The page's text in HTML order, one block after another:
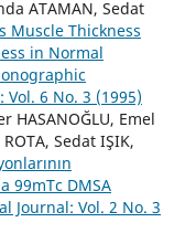
ATAMAN, Sedat
Muscle Thickness
in Normal
Vol. 6 No. 3 (1995)
HASANOĞLU, Emel
Sedat IŞIK,
99mTc DMSA
Journal: Vol. 2 No. 3